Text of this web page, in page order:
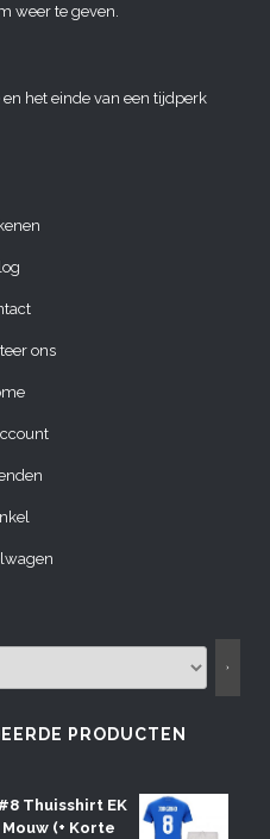
weer te geven.
het einde van een tijdperk
ons
PRODUCTEN
Thuisshirt EK
(+ Korte